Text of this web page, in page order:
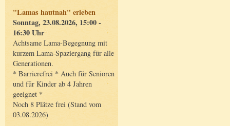
"Lamas hautnah" erleben
Sonntag, 23.08.2026, 15:00 -
16:30 Uhr
Achtsame Lama-Begegnung mit
kurzem Lama-Spaziergang für alle
Generationen.
* Barrierefrei * Auch für Senioren
und für Kinder ab 4 Jahren
geeignet *
Noch 8 Plätze frei (Stand vom
03.08.2026)